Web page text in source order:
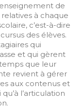
de
à chaque
c’est-à-dire
des élèves.
qui
et qui gèrent
que leur
revient à gérer
aux contenus et
l’articulation